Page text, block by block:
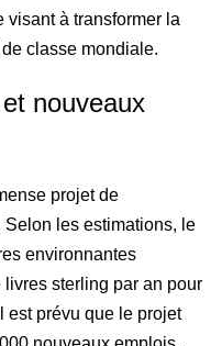
visant à transformer la
classe mondiale.
nouveaux
projet de
les estimations, le
environnantes
sterling par an pour
est prévu que le projet